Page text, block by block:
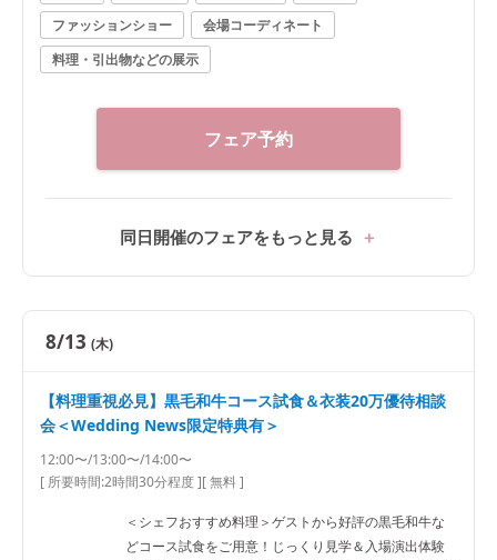
ファッションショー
会場コーディネート
料理・引出物などの展示
フェア予約
同日開催のフェアをもっと見る
8/13 (木)
【料理重視必見】黒毛和牛コース試食＆衣装20万優待相談
会＜Wedding News限定特典有＞
12:00〜/13:00〜/14:00〜
[ 所要時間:2時間30分程度][ 無料 ]
＜シェフおすすめ料理＞ゲストから好評の黒毛和牛な
どコース試食をご用意！じっくり見学＆入場演出体験